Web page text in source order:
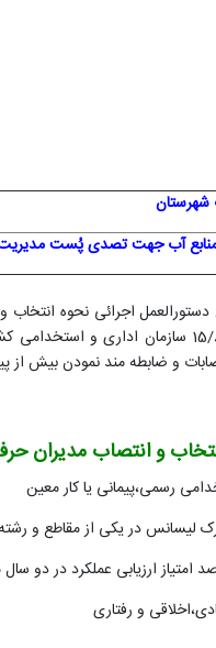
شهرستان
آب جهت تصدی پُست مدیریت
و ضابطه مند نمودن بیش از
مدیران حرفه ای(مندرج
رسمی،پیمانی یا کار معین
لیسانس در یکی از مقاطع و
و رفتاری